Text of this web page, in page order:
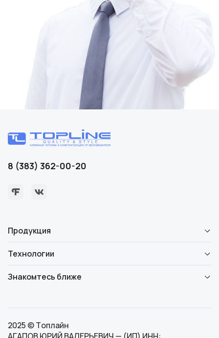
8 (383) 362-00-20
Продукция
Технологии
Знакомтесь ближе
2025 © Топлайн